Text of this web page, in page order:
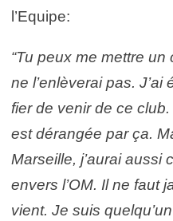
l’Equipe:
“Tu peux me mettre
ne l’enlèverai pas.
fier de venir de ce
est dérangée par ça.
Marseille, j’aurai aussi
envers l’OM. Il ne faut
vient. Je suis